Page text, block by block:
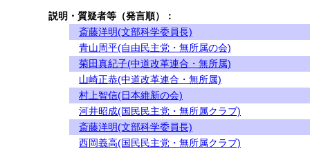
説明・質疑者等（発言順）：
斎藤洋明(文部科学委員長)
青山周平(自由民主党・無所属の会)
菊田真紀子(中道改革連合・無所属)
山崎正恭(中道改革連合・無所属)
村上智信(日本維新の会)
河井昭成(国民民主党・無所属クラブ)
斎藤洋明(文部科学委員長)
西岡義高(国民民主党・無所属クラブ)